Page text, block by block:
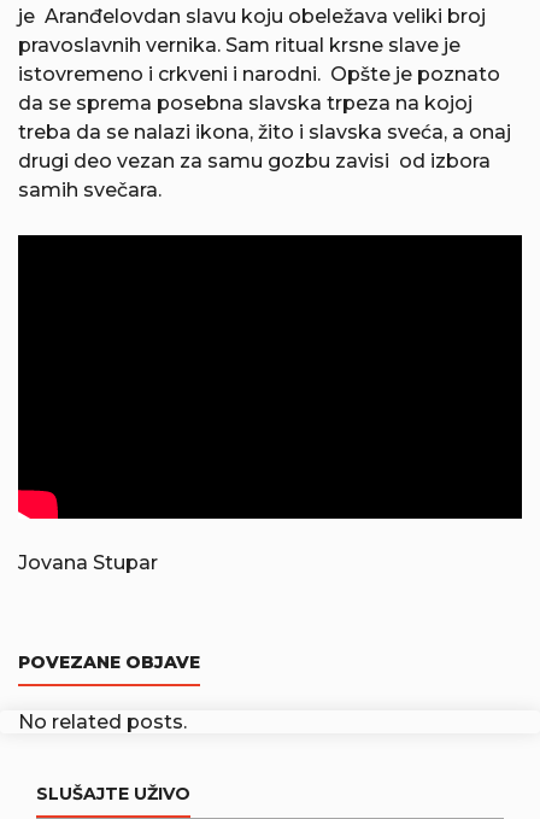
je Aranđelovdan slavu koju obeležava veliki broj
pravoslavnih vernika. Sam ritual krsne slave je
istovremeno i crkveni i narodni. Opšte je poznato
da se sprema posebna slavska trpeza na kojoj
treba da se nalazi ikona, žito i slavska sveća, a onaj
drugi deo vezan za samu gozbu zavisi od izbora
samih svečara.
Jovana Stupar
POVEZANE OBJAVE
No related posts.
SLUŠAJTE UŽIVO